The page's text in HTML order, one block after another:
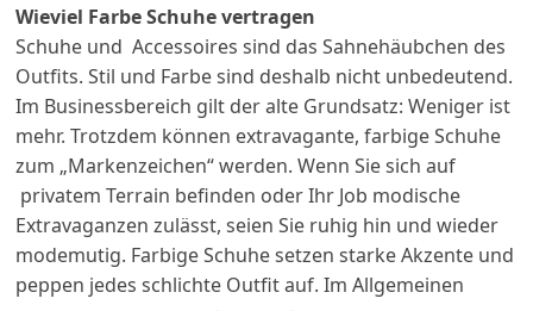
Wieviel Farbe Schuhe vertragen
Schuhe und Accessoires sind das Sahnehäubchen des
Outfits. Stil und Farbe sind deshalb nicht unbedeutend.
Im Businessbereich gilt der alte Grundsatz: Weniger ist
mehr. Trotzdem können extravagante, farbige Schuhe
zum „Markenzeichen“ werden. Wenn Sie sich auf
privatem Terrain befinden oder Ihr Job modische
Extravaganzen zulässt, seien Sie ruhig hin und wieder
modemutig. Farbige Schuhe setzen starke Akzente und
peppen jedes schlichte Outfit auf. Im Allgemeinen